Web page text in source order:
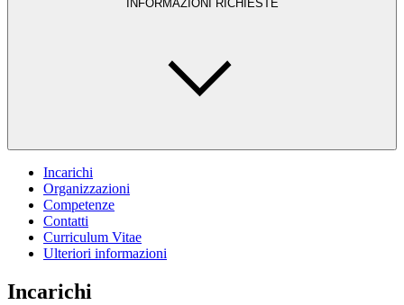
INFORMAZIONI RICHIESTE
Incarichi
Organizzazioni
Competenze
Contatti
Curriculum Vitae
Ulteriori informazioni
Incarichi